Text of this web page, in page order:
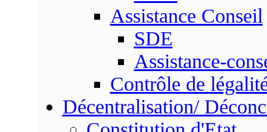
Assistance Conseil
SDE
Assistance-
Contrôle de
Décentralisation/